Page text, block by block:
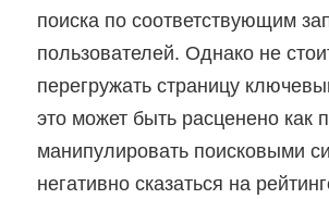
поиска по соответствующим
пользователей. Однако не
перегружать страницу
это может быть расценено как
манипулировать поисковыми
негативно сказаться на